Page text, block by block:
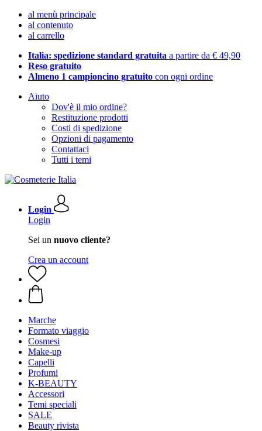
al menù principale
al contenuto
al carrello
Italia: spedizione standard gratuita a partire da € 49,90
Reso gratuito
Almeno 1 campioncino gratuito con ogni ordine
Aiuto
Dov'è il mio ordine?
Restituzione prodotti
Costi di spedizione
Opzioni di pagamento
Contattaci
Tutti i temi
Login
Login
Sei un nuovo cliente?
Crea un account
Marche
Formato viaggio
Cosmesi
Make-up
Capelli
Profumi
K-BEAUTY
Accessori
Temi speciali
SALE
Beauty rivista